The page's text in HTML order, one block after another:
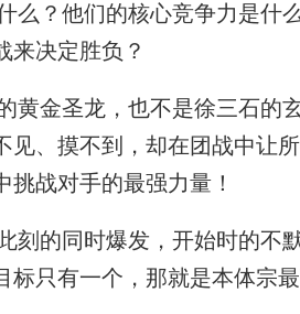
？他们的核心竞争力是什
来决定胜负？
金圣龙，也不是徐三石的
、摸不到，却在团战中让
战对手的最强力量！
的同时爆发，开始时的不
标只有一个，那就是本体宗